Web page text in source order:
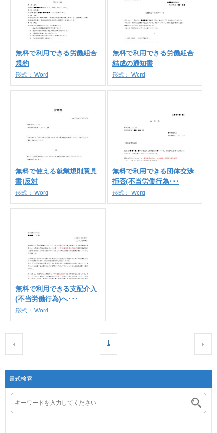
無料で利用できる労働組合
規約
形式： Word
無料で利用できる労働組合
結成の通知書
形式： Word
無料で使える就業規則意見
書|反対
形式： Word
無料で利用できる団体交渉
拒否(不当労働行為･･･
形式： Word
無料で利用できる支配介入
(不当労働行為)へ･･･
形式： Word
1
書式検索